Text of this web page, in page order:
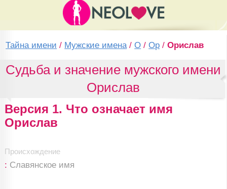
Тайна имени / Мужские имена /О /Ор /Орислав
Судьба и значение мужского имени
Орислав
Версия 1. Что означает имя
Орислав
Происхождение
: Славянское имя